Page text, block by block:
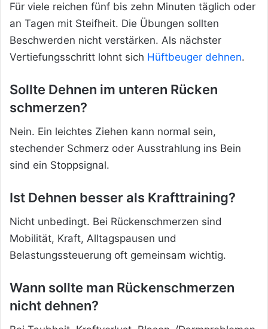
Für viele reichen fünf bis zehn Minuten täglich oder
an Tagen mit Steifheit. Die Übungen sollten
Beschwerden nicht verstärken. Als nächster
Vertiefungsschritt lohnt sich Hüftbeuger dehnen.
Sollte Dehnen im unteren Rücken
schmerzen?
Nein. Ein leichtes Ziehen kann normal sein,
stechender Schmerz oder Ausstrahlung ins Bein
sind ein Stoppsignal.
Ist Dehnen besser als Krafttraining?
Nicht unbedingt. Bei Rückenschmerzen sind
Mobilität, Kraft, Alltagspausen und
Belastungssteuerung oft gemeinsam wichtig.
Wann sollte man Rückenschmerzen
nicht dehnen?